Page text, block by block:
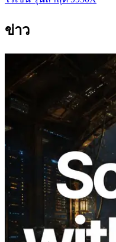
ข่าว
2026.08.05
ERPC ขยาย